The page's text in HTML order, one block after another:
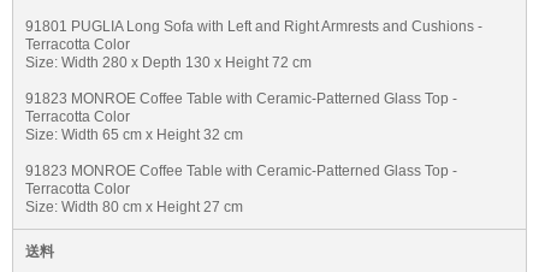
91801 PUGLIA Long Sofa with Left and Right Armrests and Cushions -
Terracotta Color
Size: Width 280 x Depth 130 x Height 72 cm
91823 MONROE Coffee Table with Ceramic-Patterned Glass Top -
Terracotta Color
Size: Width 65 cm x Height 32 cm
91823 MONROE Coffee Table with Ceramic-Patterned Glass Top -
Terracotta Color
Size: Width 80 cm x Height 27 cm
送料